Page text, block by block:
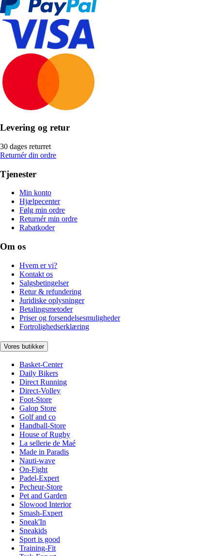
Levering og retur
30 dages returret
Returnér din ordre
Tjenester
Min konto
Hjælpecenter
Følg min ordre
Returnér min ordre
Rabatkoder
Om os
Hvem er vi?
Kontakt os
Salgsbetingelser
Retur & refundering
Juridiske oplysninger
Betalingsmetoder
Priser og forsendelsesmuligheder
Fortrolighedserklæring
Vores butikker
Basket-Center
Daily Bikers
Direct Running
Direct-Volley
Foot-Store
Galop Store
Golf and co
Handball-Store
House of Rugby
La sellerie de Maé
Made in Paradis
Nauti-wave
On-Fight
Padel-Expert
Pecheur-Store
Pet and Garden
Slowood Interior
Smash-Expert
Sneak'In
Sneakids
Sport is good
Training-Fit